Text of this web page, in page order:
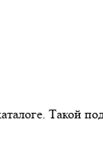
Такой